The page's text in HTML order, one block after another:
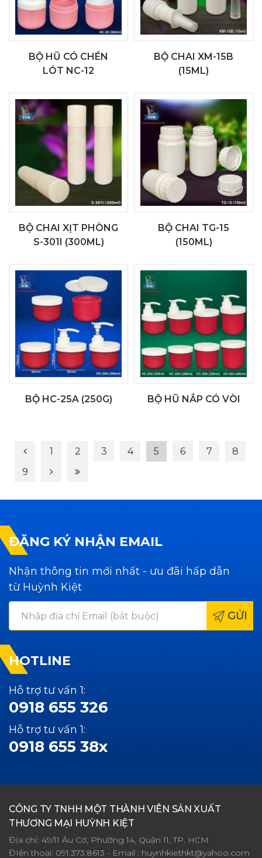
BỘ HŨ CÓ CHÉN
LÓT NC-12
BỘ CHAI XM-15B
(15ML)
BỘ CHAI XỊT PHÒNG
S-301I (300ML)
BỘ CHAI TG-15
(150ML)
BỘ HC-25A (250G) BỘ HŨ NẮP CÓ VÒI
1 2 3 4 5 6 7
8
9
ĐĂNG KÝ NHẬN EMAIL
Nhận thông tin mới nhất - ưu đãi hấp dẫn
từ Huỳnh Kiệt
GỬI
HOTLINE
Hỗ trợ tư vấn 1:
0918 655 326
Hỗ trợ tư vấn 1:
0918 655 38x
CÔNG TY TNHH MỘT THÀNH VIÊN SẢN XUẤT
THƯƠNG MẠI HUỲNH KIỆT
Địa chỉ: 49/11 Âu Cơ, Phường 14, Quận 11, TP. HCM
ĐIện thoại: 091.373.8613 - Email : huynhkiethkt@yahoo.com